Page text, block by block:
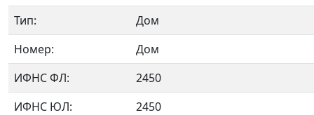
Тип:
Дом
Номер:
Дом
ИФНС ФЛ:
2450
ИФНС ЮЛ:
2450